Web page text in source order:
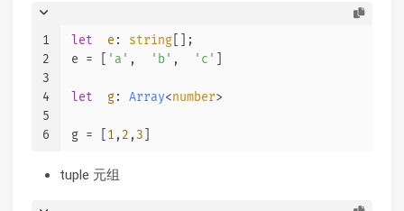
1
2
3
4
5
6
let e : string[];
e = [
'a' , 'b' , 'c'
let g: Array<number>
g = [ 1 , 2 , 3
tuple 元组